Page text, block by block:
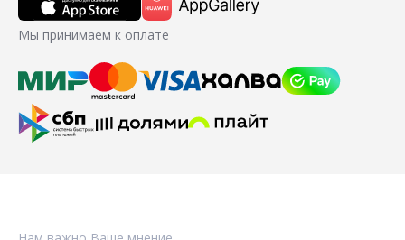
Мы принимаем к оплате